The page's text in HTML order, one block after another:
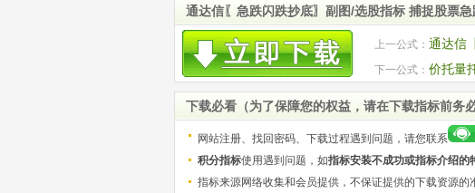
通达信〖急跌闪跌抄底〗副图/选股指标 捕捉股票
上一公式： 通达信
力 源码
下一公式： 价托量
交易量价天网系统
下载必看（为了保障您的权益，请在下载指标前务
网站注册、找回密码、下载过程遇到问题，请您联系
积分指标使用遇到问题，如指标安装不成功或指标介绍的
指标来源网络收集和会员提供，不保证提供的下载资源